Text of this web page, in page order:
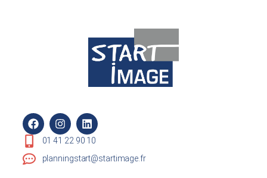
01 41 22 90 10
planningstart@startimage.fr